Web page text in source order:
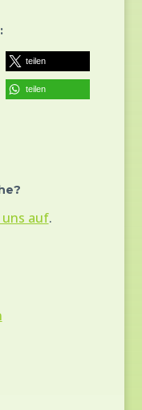
teilen
teilen
auf.